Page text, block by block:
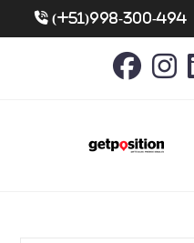
(+51)998-300-494